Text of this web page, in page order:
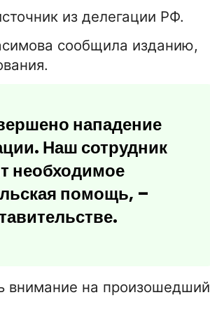
из делегации РФ.
сообщила изданию,
нападение
Наш сотрудник
необходимое
помощь, –
внимание на произошедший